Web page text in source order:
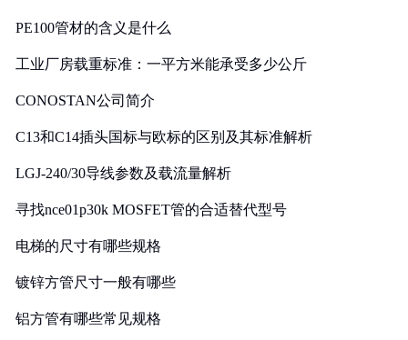
PE100管材的含义是什么
工业厂房载重标准：一平方米能承受多少公斤
CONOSTAN公司简介
C13和C14插头国标与欧标的区别及其标准解析
LGJ-240/30导线参数及载流量解析
寻找nce01p30k MOSFET管的合适替代型号
电梯的尺寸有哪些规格
镀锌方管尺寸一般有哪些
铝方管有哪些常见规格